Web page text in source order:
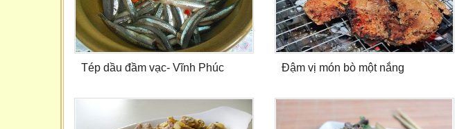
Tép dầu đầm vạc- Vĩnh Phúc Đậm vị món bò một nắng